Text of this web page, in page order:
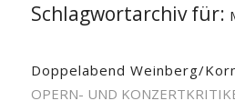
Schlagwortarchiv für:
Doppelabend Weinberg/
OPERN- UND